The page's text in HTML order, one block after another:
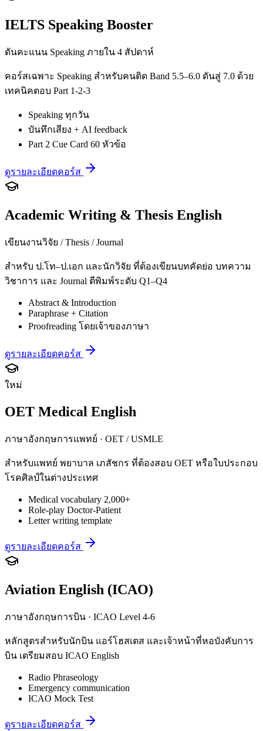
IELTS Speaking Booster
ดันคะแนน Speaking ภายใน 4 สัปดาห์
คอร์สเฉพาะ Speaking สำหรับคนติด Band 5.5–6.0 ดันสู่ 7.0 ด้วย
เทคนิคตอบ Part 1-2-3
Speaking ทุกวัน
บันทึกเสียง + AI feedback
Part 2 Cue Card 60 หัวข้อ
ดูรายละเอียดคอร์ส
Academic Writing & Thesis English
เขียนงานวิจัย / Thesis / Journal
สำหรับ ป.โท–ป.เอก และนักวิจัย ที่ต้องเขียนบทคัดย่อ บทความ
วิชาการ และ Journal ตีพิมพ์ระดับ Q1–Q4
Abstract & Introduction
Paraphrase + Citation
Proofreading โดยเจ้าของภาษา
ดูรายละเอียดคอร์ส
ใหม่
OET Medical English
ภาษาอังกฤษการแพทย์ · OET / USMLE
สำหรับแพทย์ พยาบาล เภสัชกร ที่ต้องสอบ OET หรือใบประกอบ
โรคศิลป์ในต่างประเทศ
Medical vocabulary 2,000+
Role-play Doctor-Patient
Letter writing template
ดูรายละเอียดคอร์ส
Aviation English (ICAO)
ภาษาอังกฤษการบิน · ICAO Level 4-6
หลักสูตรสำหรับนักบิน แอร์โฮสเตส และเจ้าหน้าที่หอบังคับการ
บิน เตรียมสอบ ICAO English
Radio Phraseology
Emergency communication
ICAO Mock Test
ดูรายละเอียดคอร์ส